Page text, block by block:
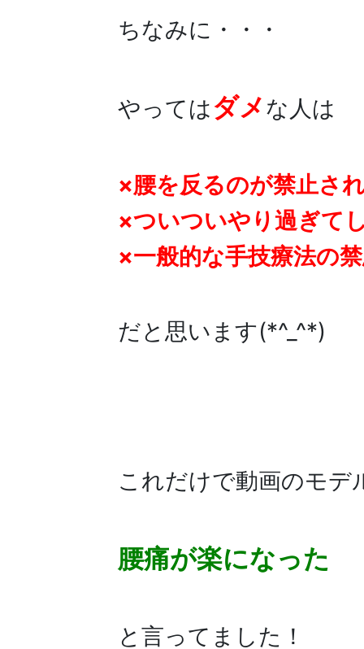
ちなみに・・・
やってはダメな人は
×腰を反るのが禁止さ
×ついついやり過ぎて
×一般的な手技療法の
だと思います(*^_^*)
これだけで動画のモデ
腰痛が楽になった
と言ってました！